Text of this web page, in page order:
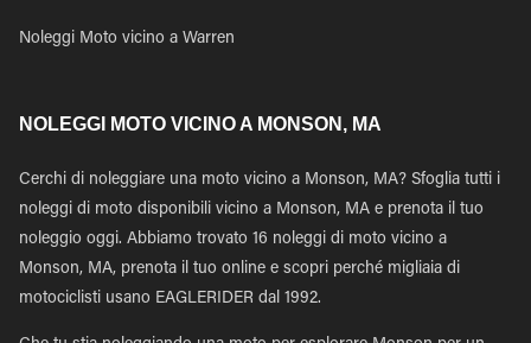
Noleggi Moto vicino a Warren
NOLEGGI MOTO VICINO A MONSON, MA
Cerchi di noleggiare una moto vicino a Monson, MA? Sfoglia tutti i
noleggi di moto disponibili vicino a Monson, MA e prenota il tuo
noleggio oggi. Abbiamo trovato 16 noleggi di moto vicino a
Monson, MA, prenota il tuo online e scopri perché migliaia di
motociclisti usano EAGLERIDER dal 1992.